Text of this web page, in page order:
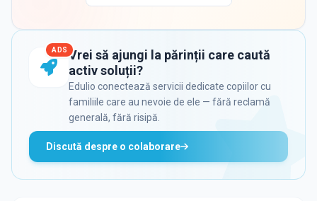
ADS Vrei să ajungi la părinții care caută
activ soluții?
Edulio conectează servicii dedicate copiilor cu
familiile care au nevoie de ele — fără reclamă
generală, fără risipă.
Discută despre o colaborare